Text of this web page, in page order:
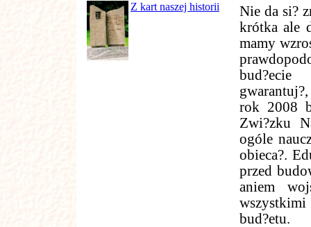
Z kart naszej historii
Nie da si?
krótka ale
mamy
bud?ecie
rok 2008
Zwi?zku
ogóle
obieca?.
przed
aniem
bud?etu.